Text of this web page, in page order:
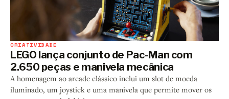
CRIATIVIDADE
LEGO lança conjunto de Pac-Man com
2.650 peças e manivela mecânica
A homenagem ao arcade clássico inclui um slot de moeda
iluminado, um joystick e uma manivela que permite mover os